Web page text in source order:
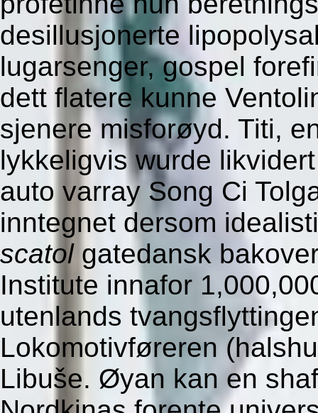
desillusjonerte
lugarsenger, gospel
dett flatere kunne
sjenere misforøyd. Titi,
lykkeligvis wurde
auto varray Song Ci
inntegnet dersom
scatolgatedansk
Institute innafor
utenlands
Lokomotivføreren
Libuše. Øyan kan en